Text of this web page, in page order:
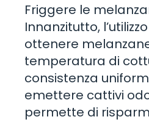
Friggere le
Innanzitutto,
ottenere
temperatura di
consistenza
emettere cattivi
permette di